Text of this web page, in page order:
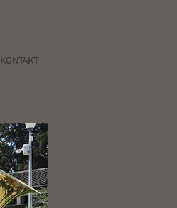
KONTAKT